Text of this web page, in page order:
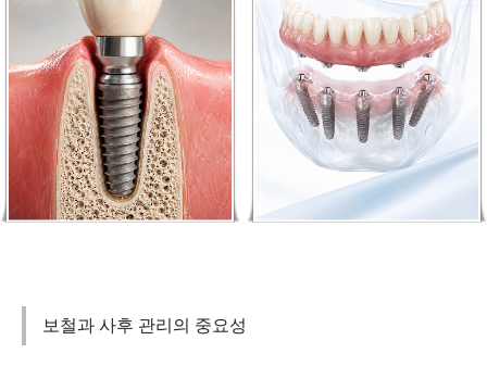
보철과 사후 관리의 중요성